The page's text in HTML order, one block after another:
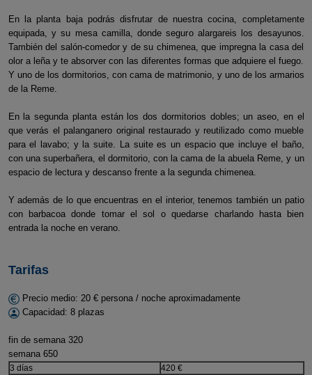
En la planta baja podrás disfrutar de nuestra cocina, completamente
equipada, y su mesa camilla, donde seguro alargareis los desayunos.
También del salón-comedor y de su chimenea, que impregna la casa del
olor a leña y te absorver con las diferentes formas que adquiere el fuego.
Y uno de los dormitorios, con cama de matrimonio, y uno de los armarios
de la Reme.
En la segunda planta están los dos dormitorios dobles; un aseo, en el
que verás el palanganero original restaurado y reutilizado como mueble
para el lavabo; y la suite. La suite es un espacio que incluye el baño,
con una superbañera, el dormitorio, con la cama de la abuela Reme, y un
espacio de lectura y descanso frente a la segunda chimenea.
Y además de lo que encuentras en el interior, tenemos también un patio
con barbacoa donde tomar el sol o quedarse charlando hasta bien
entrada la noche en verano.
Tarifas
Precio medio: 20 € persona / noche aproximadamente
Capacidad: 8 plazas
fin de semana 320
semana 650
3 días
420 €